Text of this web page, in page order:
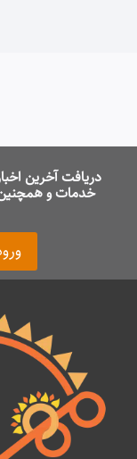
دریافت آخرین
خدمات و